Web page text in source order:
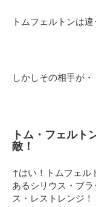
トムフェルトンは
しかしその相手が
トム・フェルト
敵！
↑はい！トムフェル
あるシリウス・ブ
ス・レストレンジ！